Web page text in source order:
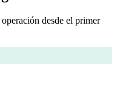
desde el primer